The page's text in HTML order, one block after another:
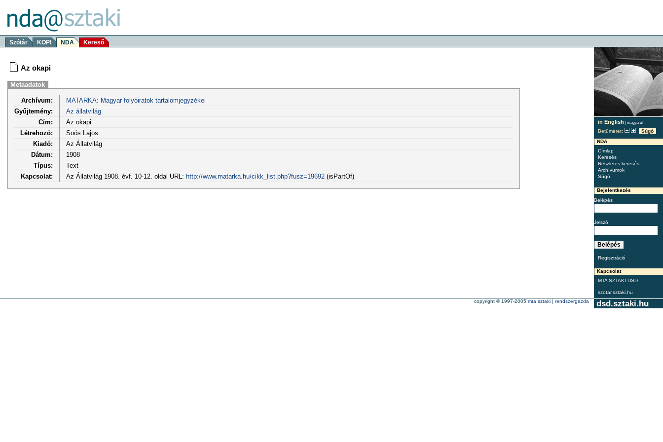
Szótár KOPI NDA Kereső
in English | magyarul
Betűméret:
Súgó
NDA
Címlap
Keresés
Részletes keresés
Archívumok
Súgó
Bejelentkezés
Belépés
Jelszó
Regisztráció
Kapcsolat
MTA SZTAKI DSD
szotar.sztaki.hu
Az okapi
Metaadatok
Archívum:
MATARKA: Magyar folyóiratok tartalomjegyzékei
Gyűjtemény:
Az állatvilág
Cím:
Az okapi
Létrehozó:
Soós Lajos
Kiadó:
Az Állatvilág
Dátum:
1908
Típus:
Text
Kapcsolat:
Az Állatvilág 1908. évf. 10-12. oldal URL: http://www.matarka.hu/cikk_list.php?fusz=19692(isPartOf)
dsd.sztaki.hu
copyright © 1997-2005 mta sztaki | rendszergazda